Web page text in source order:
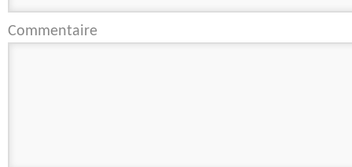
Commentaire